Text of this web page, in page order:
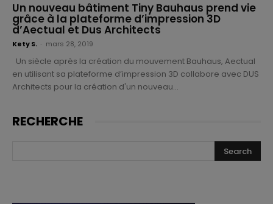
Un nouveau bâtiment Tiny Bauhaus prend vie
grâce à la plateforme d’impression 3D
d’Aectual et Dus Architects
Kety S. mars 28, 2019
Un siècle après la création du mouvement Bauhaus, Aectual
en utilisant sa plateforme d’impression 3D collabore avec DUS
Architects pour la création d'un nouveau...
RECHERCHE